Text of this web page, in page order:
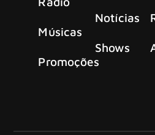
Músicas
Promoções
Notícias
Shows